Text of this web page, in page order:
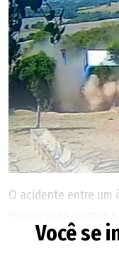
O acidente entre um
do Distrito Federal,
Você se